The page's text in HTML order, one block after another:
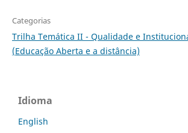
Categorias
Trilha Temática II - Qualidade e
(Educação Aberta e a distância)
Idioma
English